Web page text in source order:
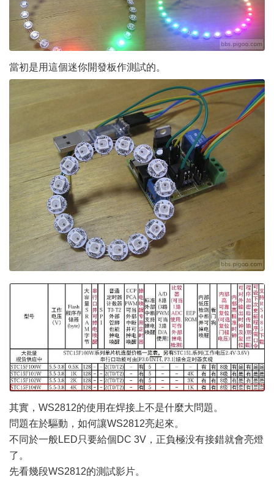
當初是用這個迷你開發板作測試的。
其實，WS2812的使用在焊接上不是什麼大問題。
問題在於驅動，如何讓WS2812亮起來。
不同於一般LED只要給個DC 3V，正負極没有接錯就會亮燈
了。
先看幾段WS2812的測試影片。